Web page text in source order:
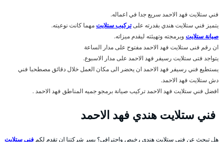
فني ستلايت فهد الاحمد سريع جدا في اعماله.
يتميز فني ستلايت هندي بقدرته علىتركيب ستلايتمهما كانت نوعيته.
صيانة ستلايت وبرمجته وتهيئته ليقدم ميزاته.
ان رقم فنى ستلايت فهد الاحمد مفتوح على مدار الساعة
يتواجد فتى ستلايت رسيفر فهد الاحمد على مدار الاسبوع.
يستطيع فني رسيفر فهد الاحمد ان يحضر الى مكان العمل خلال دقائق مصطحبا فني
دش ستلايت فهد الاحمد.
افضل فني ستلايت فهد الاحمد تركيب صيانة برمجو جميه المناطق فهد الاحمد .
فني ستلايت هندي فهد الاحمد
هل تبحث عن فني ستلايت هندي رخيص واحترافي؟ يسر شركتنا ان تقدم لكم فني ستلايت